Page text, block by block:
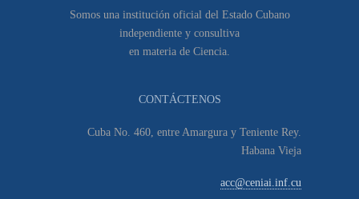
Somos una institución oficial del Estado Cubano
independiente y consultiva
en materia de Ciencia.
CONTÁCTENOS
Cuba No. 460, entre Amargura y Teniente Rey.
Habana Vieja
acc@ceniai.inf.cu